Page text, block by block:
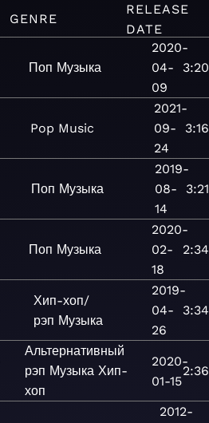
GENRE
RELEASE
DATE
Поп Музыка
2020-
04-
09
3:20
Pop Music
2021-
09-
24
3:16
Поп Музыка
2019-
08-
14
3:21
Поп Музыка
2020-
02-
18
2:34
Хип-хоп/
рэп Музыка
2019-
04-
26
3:34
Альтернативный
рэп Музыка Хип-
хоп
2020-
01-15
2:36
2012-